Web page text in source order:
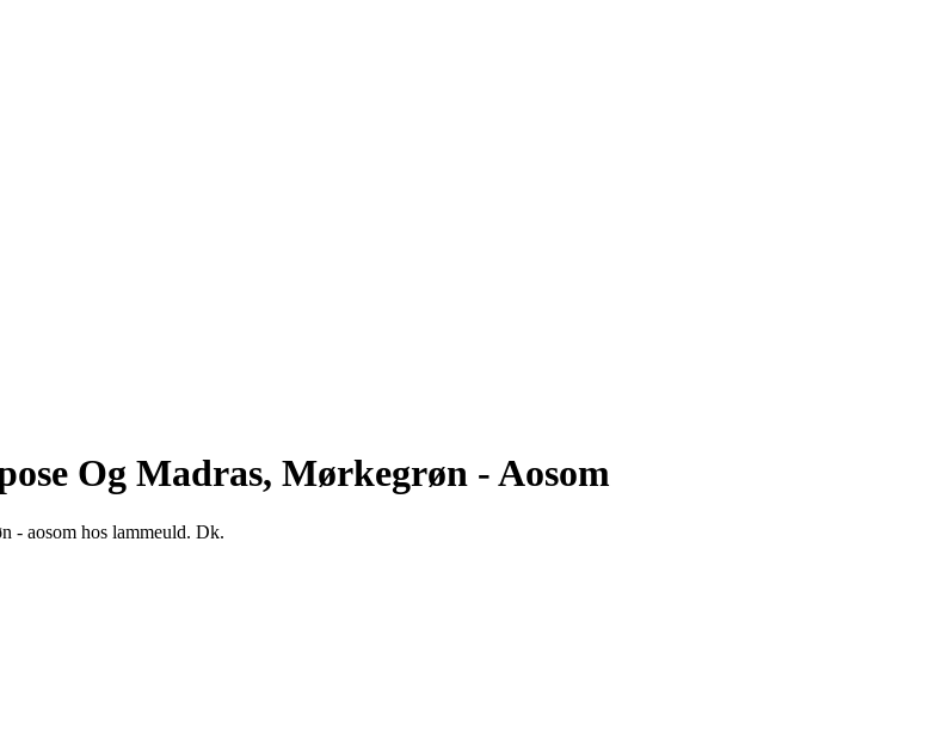
Og Madras, Mørkegrøn - Aosom
- aosom hos lammeuld. Dk.